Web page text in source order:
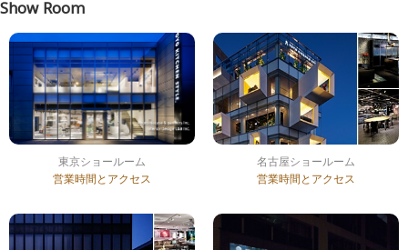
Show Room
東京ショールーム
営業時間とアクセス
名古屋ショールーム
営業時間とアクセス